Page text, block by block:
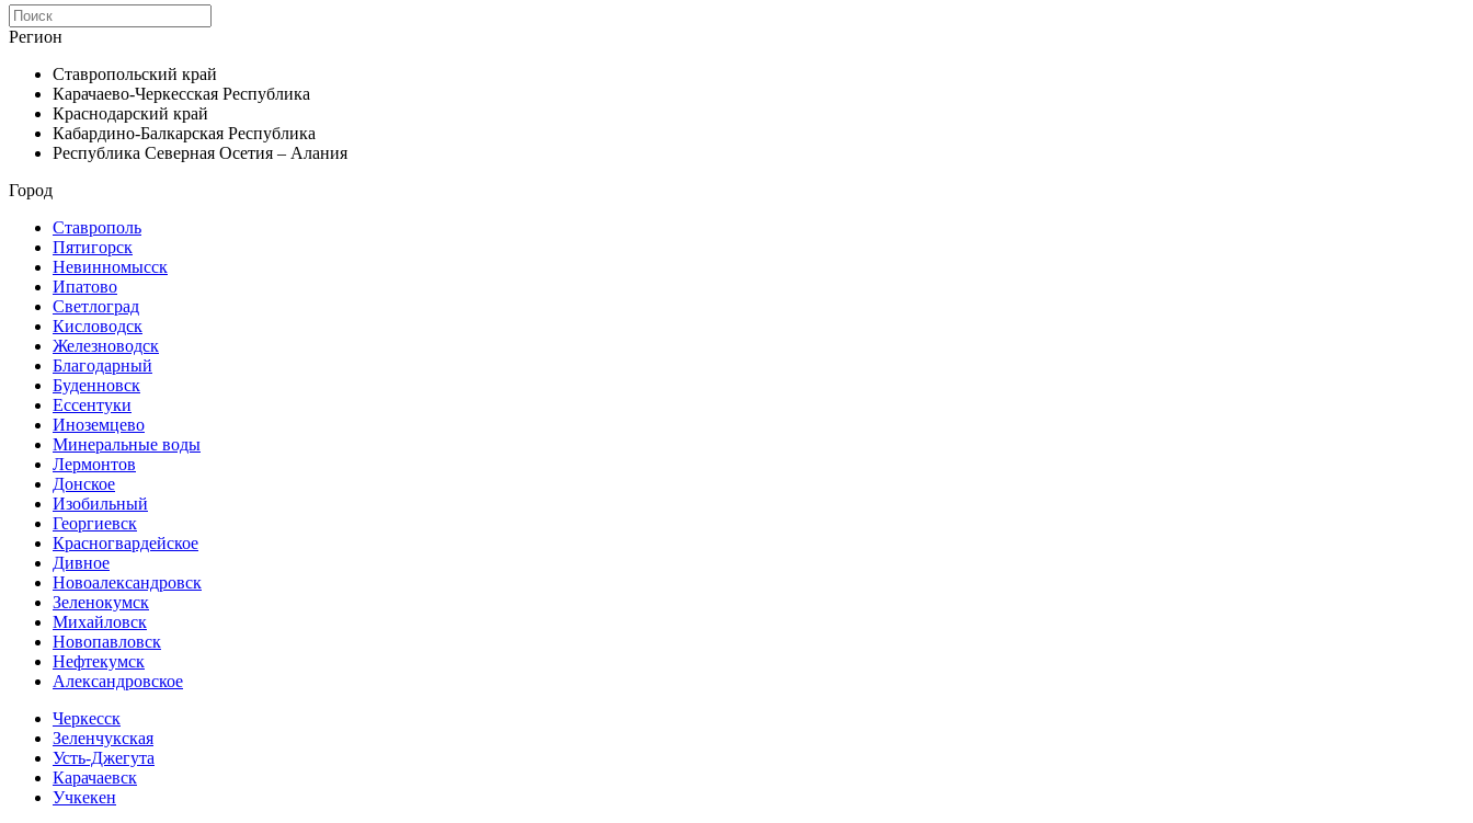
Регион
Ставропольский край
Карачаево-Черкесская Республика
Краснодарский край
Кабардино-Балкарская Республика
Республика Северная Осетия – Алания
Город
Ставрополь
Пятигорск
Невинномысск
Ипатово
Светлоград
Кисловодск
Железноводск
Благодарный
Буденновск
Ессентуки
Иноземцево
Минеральные воды
Лермонтов
Донское
Изобильный
Георгиевск
Красногвардейское
Дивное
Новоалександровск
Зеленокумск
Михайловск
Новопавловск
Нефтекумск
Александровское
Черкесск
Зеленчукская
Усть-Джегута
Карачаевск
Учкекен